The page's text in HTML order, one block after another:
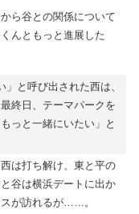
ら谷との関係について
んともっと進展した
と呼び出された西は、
終日、テーマパークを
っと一緒にいたい」と
は打ち解け、東と平の
谷は横浜デートに出か
が訪れるが……。